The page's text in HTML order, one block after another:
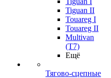
Tiguan II
Touareg I
Touareg II
Multivan
(T7)
Ещё
Тягово-сцепные